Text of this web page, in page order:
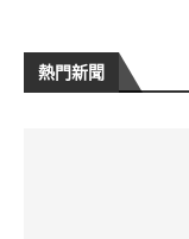
熱門新聞